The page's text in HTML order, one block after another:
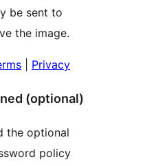
be sent to
the image.
Privacy
(optional)
the optional
policy